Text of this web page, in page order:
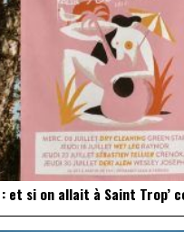
et si on allait à Saint Trop’